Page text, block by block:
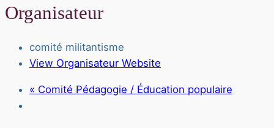
Organisateur
comité militantisme
View Organisateur Website
« Comité Pédagogie / Éducation populaire